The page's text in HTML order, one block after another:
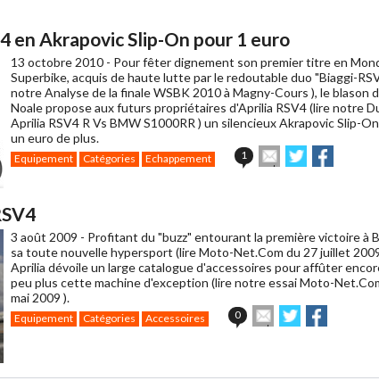
en Akrapovic Slip-On pour 1 euro
13 octobre 2010 - Pour fêter dignement son premier titre en
Superbike, acquis de haute lutte par le redoutable duo "Biaggi-
notre Analyse de la finale WSBK 2010 à Magny-Cours ), le blason
Noale propose aux futurs propriétaires d'Aprilia RSV4 (lire notre
Aprilia RSV4 R Vs BMW S1000RR ) un silencieux Akrapovic Slip-
un euro de plus.
Equipement Catégories Echappement 1
Envoyer
cet
Partager
sur sur
3 août 2009 - Profitant du "buzz" entourant la première victoire à
sa toute nouvelle hypersport (lire Moto-Net.Com du 27 juillet
Aprilia dévoile un large catalogue d'accessoires pour affûter
peu plus cette machine d'exception (lire notre essai Moto-
mai 2009 ).
Equipement Catégories Accessoires 0
Envoyer
cet
Partager
sur sur